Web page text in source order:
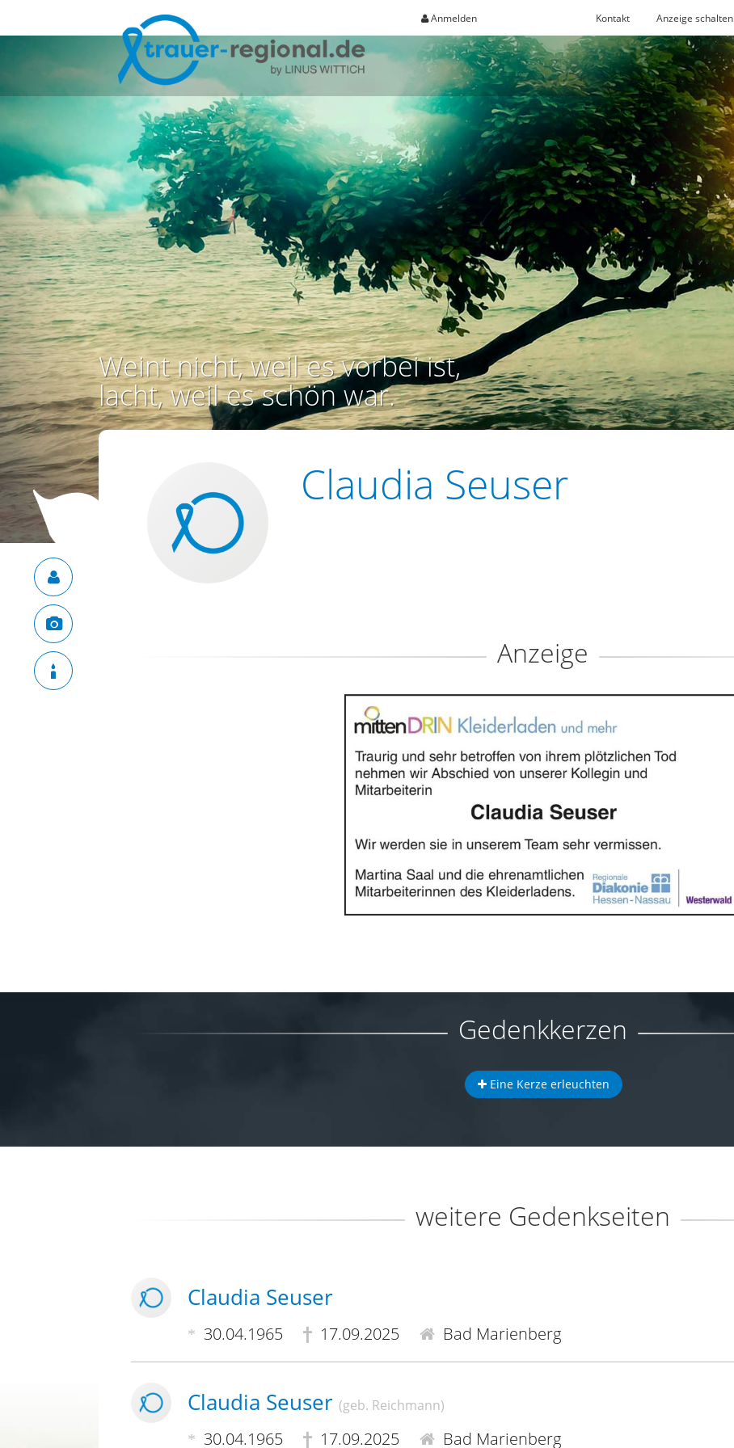
Anmelden Kontakt Anzeige schalten
Weint nicht, weil es vorbei ist,
lacht, weil es schön war.
Claudia Seuser
Anzeige
Gedenkkerzen
Eine Kerze erleuchten
weitere Gedenkseiten
Claudia Seuser
30.04.1965 17.09.2025 Bad Marienberg
Claudia Seuser (geb. Reichmann)
30.04.1965 17.09.2025 Bad Marienberg